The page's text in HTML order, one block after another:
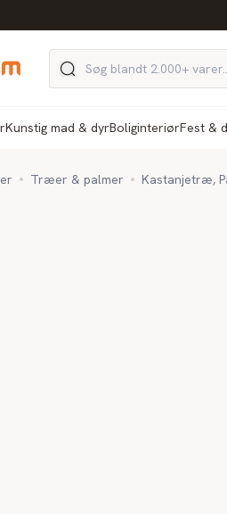
Kunstig mad & dyrBoliginteriørFest &
Træer & palmer Kastanjetræ,